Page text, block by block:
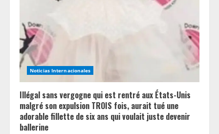
e
a
d
i
n
g
Noticias Internacionales
Illégal sans vergogne qui est rentré aux États-Unis
malgré son expulsion TROIS fois, aurait tué une
adorable fillette de six ans qui voulait juste devenir
ballerine